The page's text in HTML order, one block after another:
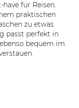
für Reisen.
praktischen
zu etwas
passt perfekt in
bequem im